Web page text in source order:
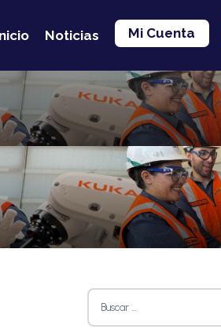
Noticias Mi Cuenta
Buscar: